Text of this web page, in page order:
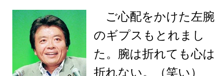
ご心配をかけた左腕
のギプスもとれまし
た。腕は折れても心は
折れない。（笑い）